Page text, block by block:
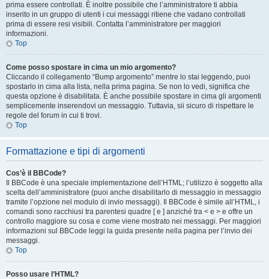
prima essere controllati. È inoltre possibile che l’amministratore ti abbia
inserito in un gruppo di utenti i cui messaggi ritiene che vadano controllati
prima di essere resi visibili. Contatta l’amministratore per maggiori
informazioni.
Top
Come posso spostare in cima un mio argomento?
Cliccando il collegamento “Bump argomento” mentre lo stai leggendo, puoi
spostarlo in cima alla lista, nella prima pagina. Se non lo vedi, significa che
questa opzione è disabilitata. È anche possibile spostare in cima gli argomenti
semplicemente inserendovi un messaggio. Tuttavia, sii sicuro di rispettare le
regole del forum in cui ti trovi.
Top
Formattazione e tipi di argomenti
Cos’è il BBCode?
Il BBCode è una speciale implementazione dell’HTML; l’utilizzo è soggetto alla
scelta dell’amministratore (puoi anche disabilitarlo di messaggio in messaggio
tramite l’opzione nel modulo di invio messaggi). Il BBCode è simile all’HTML, i
comandi sono racchiusi tra parentesi quadre [ e ] anziché tra < e > e offre un
controllo maggiore su cosa e come viene mostrato nei messaggi. Per maggiori
informazioni sul BBCode leggi la guida presente nella pagina per l’invio dei
messaggi.
Top
Posso usare l’HTML?